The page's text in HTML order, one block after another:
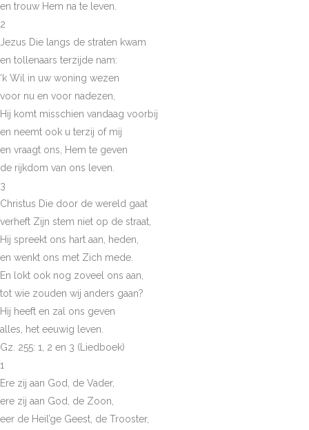
en trouw Hem na te leven.
2
Jezus Die langs de straten kwam
en tollenaars terzijde nam:
‘k Wil in uw woning wezen
voor nu en voor nadezen,
Hij komt misschien vandaag voorbij
en neemt ook u terzij of mij
en vraagt ons, Hem te geven
de rijkdom van ons leven.
3
Christus Die door de wereld gaat
verheft Zijn stem niet op de straat,
Hij spreekt ons hart aan, heden,
en wenkt ons met Zich mede.
En lokt ook nog zoveel ons aan,
tot wie zouden wij anders gaan?
Hij heeft en zal ons geven
alles, het eeuwig leven.
Gz. 255: 1, 2 en 3 (Liedboek)
1
Ere zij aan God, de Vader,
ere zij aan God, de Zoon,
eer de Heil’ge Geest, de Trooster,